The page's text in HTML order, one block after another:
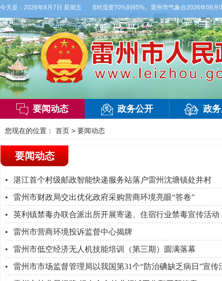
今天是： 2026年8月7日 星期五
偏西风2-3级，气温26到35度，相对湿度70%到95%。雷州市气象台2026年08月
要闻动态 政务公开 政
您现在的位置： 首页 > 要闻动态
要闻动态
湛江首个村级邮政智能快递服务站落户雷州沈塘镇处井村
雷州市财政局交出优化政府采购营商环境亮眼“答卷”
英利镇禁毒办联合派出所开展寄递、住宿行业禁毒宣传活动
雷州市营商环境投诉监督中心揭牌
雷州市低空经济无人机技能培训（第三期）圆满落幕
雷州市市场监督管理局以我国第31个“防治碘缺乏病日”宣